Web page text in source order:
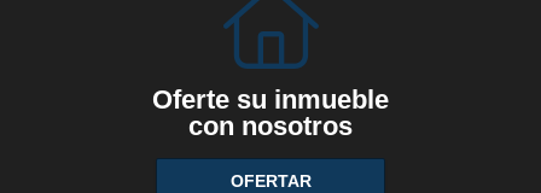
Oferte su inmueble
con nosotros
OFERTAR